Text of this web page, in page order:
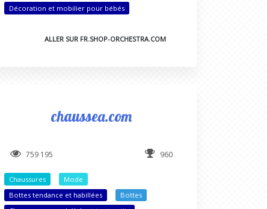
Décoration et mobilier pour bébés
ALLER SUR FR.SHOP-ORCHESTRA.COM
chaussea.com
759 195 960
Chaussures
Mode
Bottes tendance et habillées
Bottes